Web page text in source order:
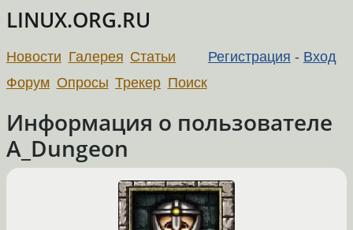
LINUX.ORG.RU
Регистрация - Вход
Новости Галерея Статьи
Форум Опросы Трекер Поиск
Информация о пользователе
A_Dungeon